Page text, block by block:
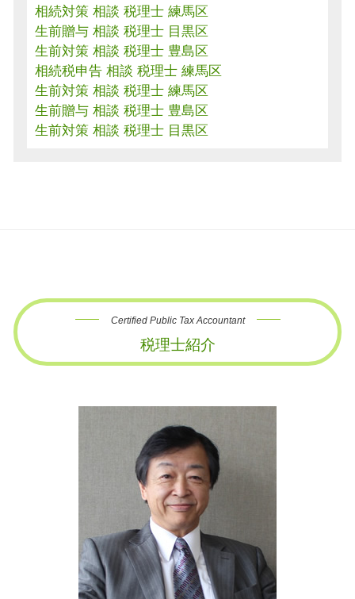
相続対策 相談 税理士 練馬区
生前贈与 相談 税理士 目黒区
生前対策 相談 税理士 豊島区
相続税申告 相談 税理士 練馬区
生前対策 相談 税理士 練馬区
生前贈与 相談 税理士 豊島区
生前対策 相談 税理士 目黒区
Certified Public Tax Accountant
税理士紹介